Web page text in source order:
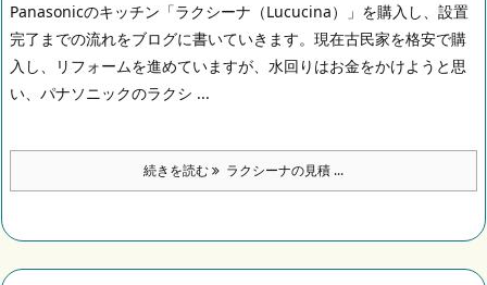
Panasonicのキッチン「ラクシーナ（Lucucina）」を購入し、設置
完了までの流れをブログに書いていきます。 現在古民家を格安で購
入し、リフォームを進めていますが、水回りはお金をかけようと思
い、パナソニックのラクシ ...
続きを読む ラクシーナの見積 ...